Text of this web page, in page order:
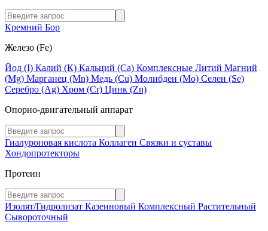
Кремний Бор
Железо (Fe)
Йод (I) Калий (К) Кальций (Са) Комплексные Литий Магний
(Mg) Марганец (Mn) Медь (Сu) Молибден (Мо) Селен (Se)
Серебро (Ag) Хром (Cr) Цинк (Zn)
Опорно-двигательный аппарат
Гиалуроновая кислота Коллаген Связки и суставы
Хондопротекторы
Протеин
Изолят/Гидролизат Казеиновый Комплексный Растительный
Сывороточный